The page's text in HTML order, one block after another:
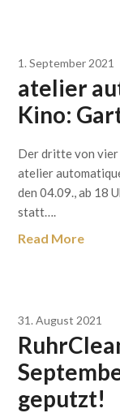
1. September 2021
atelier
Kino:
Der dritte von vier
atelier
den 04.09., ab 18
statt….
Read More
31. August 2021
geputzt!